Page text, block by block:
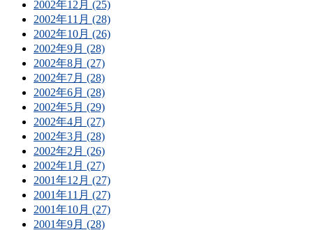
2002年12月 (25)
2002年11月 (28)
2002年10月 (26)
2002年9月 (28)
2002年8月 (27)
2002年7月 (28)
2002年6月 (28)
2002年5月 (29)
2002年4月 (27)
2002年3月 (28)
2002年2月 (26)
2002年1月 (27)
2001年12月 (27)
2001年11月 (27)
2001年10月 (27)
2001年9月 (28)